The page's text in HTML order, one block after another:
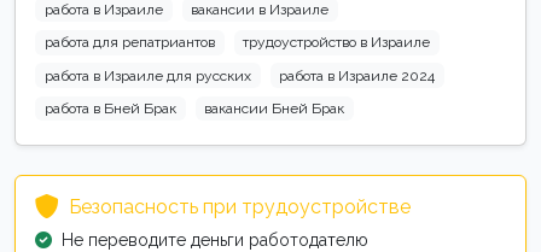
работа в Израиле
вакансии в Израиле
работа для репатриантов
трудоустройство в Израиле
работа в Израиле для русских
работа в Израиле 2024
работа в Бней Брак
вакансии Бней Брак
Безопасность при трудоустройстве
Не переводите деньги работодателю